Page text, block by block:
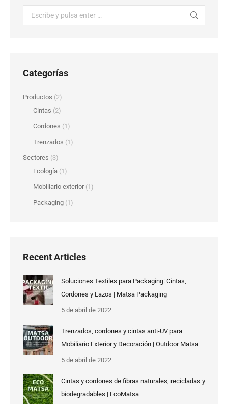
Categorías
Productos (2)
Cintas (2)
Cordones (1)
Trenzados (1)
Sectores (3)
Ecología (1)
Mobiliario exterior(1)
Packaging (1)
Recent Articles
Soluciones Textiles para Packaging: Cintas,
Cordones y Lazos | Matsa Packaging
5 de abril de 2022
Trenzados, cordones y cintas anti-UV para
Mobiliario Exterior y Decoración | Outdoor Matsa
5 de abril de 2022
Cintas y cordones de fibras naturales, recicladas y
biodegradables | EcoMatsa